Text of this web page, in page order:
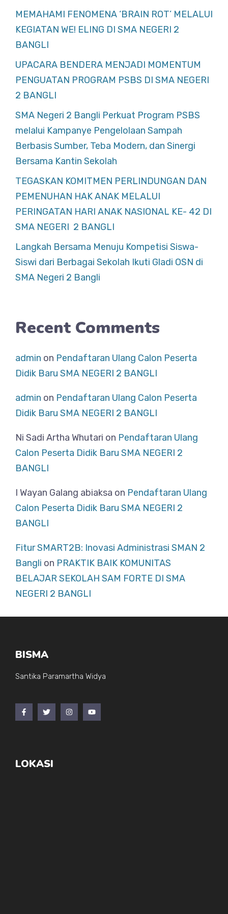
MEMAHAMI FENOMENA ‘BRAIN ROT’ MELALUI
KEGIATAN WE! ELING DI SMA NEGERI 2
BANGLI
UPACARA BENDERA MENJADI MOMENTUM
PENGUATAN PROGRAM PSBS DI SMA NEGERI
2 BANGLI
SMA Negeri 2 Bangli Perkuat Program PSBS
melalui Kampanye Pengelolaan Sampah
Berbasis Sumber, Teba Modern, dan Sinergi
Bersama Kantin Sekolah
TEGASKAN KOMITMEN PERLINDUNGAN DAN
PEMENUHAN HAK ANAK MELALUI
PERINGATAN HARI ANAK NASIONAL KE- 42 DI
SMA NEGERI 2 BANGLI
Langkah Bersama Menuju Kompetisi Siswa-
Siswi dari Berbagai Sekolah Ikuti Gladi OSN di
SMA Negeri 2 Bangli
Recent Comments
admin on Pendaftaran Ulang Calon Peserta
Didik Baru SMA NEGERI 2 BANGLI
admin on Pendaftaran Ulang Calon Peserta
Didik Baru SMA NEGERI 2 BANGLI
Ni Sadi Artha Whutari on Pendaftaran Ulang
Calon Peserta Didik Baru SMA NEGERI 2
BANGLI
I Wayan Galang abiaksa on Pendaftaran Ulang
Calon Peserta Didik Baru SMA NEGERI 2
BANGLI
Fitur SMART2B: Inovasi Administrasi SMAN 2
Bangli on PRAKTIK BAIK KOMUNITAS
BELAJAR SEKOLAH SAM FORTE DI SMA
NEGERI 2 BANGLI
BISMA
Santika Paramartha Widya
LOKASI